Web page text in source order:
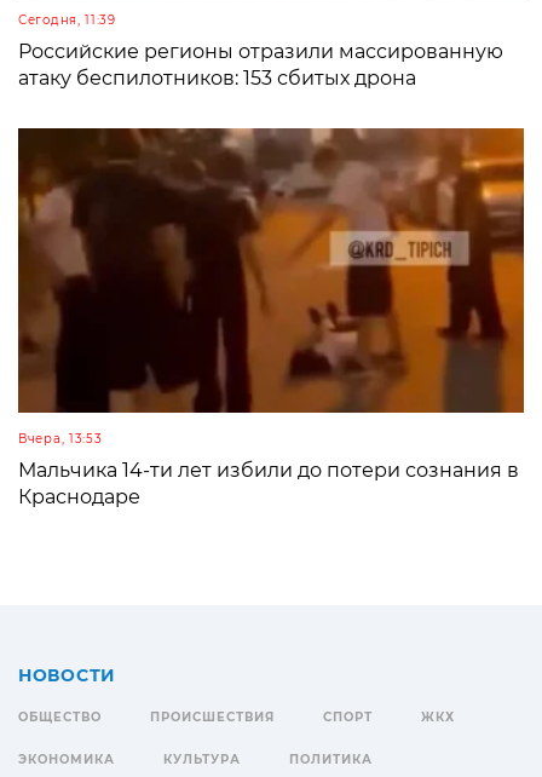
Сегодня, 11:39
Российские регионы отразили массированную
атаку беспилотников: 153 сбитых дрона
Вчера, 13:53
Мальчика 14-ти лет избили до потери сознания в
Краснодаре
НОВОСТИ
ОБЩЕСТВО ПРОИСШЕСТВИЯ СПОРТ ЖКХ
ЭКОНОМИКА КУЛЬТУРА ПОЛИТИКА